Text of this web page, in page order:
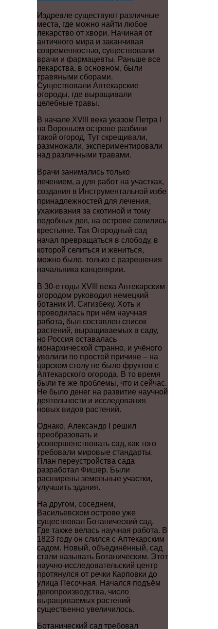
Издревле существуют различные
места, где можно найти любое
лекарство от хвори. Начиная от
античного мира и заканчивая
современностью, существовали
врачи и фармацевты. Раньше все
лекарства, в основном, были
травяными сборами.
Существовали Аптекарские
огороды, где выращивали
целебные травы.
В начале XVIII века указом Петра I
на Вороньем острове разбили
такой огород. Тут скрещивали,
размножали, экспериментировали
над различными травами.
Врачи занимались только
лечением, а для работ на участках,
создания в Инструментальной избе
принадлежностей для лечения,
ухаживания за скотиной и тому
подобных дел, на острове селились
крестьяне. Так Огородный сад
начал превращаться в слободу, в
которой селиться и жениться,
можно было, только с разрешения
начальника канцелярии.
В 30-е годы XVIII века Аптекарским
огородом руководил немецкий
ботаник И. Сигизбеку. Хоть и
проводилась при нём научная
работа, был составлен список
растений, выращиваемых в саду,
но Россия оставалась
монархической странно, и учёного
уволили по простой причине – на
царском столу не было фруктов с
Аптекарского огорода. В то время
были те же проблемы, что и сейчас.
Не было денег на развитие научной
деятельности и исследования
новых видов растений.
Однако, Александр I решил
преобразовать и
усовершенствовать сад, как того
требовали мировые стандарты.
План переустройства сада
разработал Фишер. Были
расширены земельные участки,
улучшить здания.
На другом, соседнем,
Васильевском острове уже
существовал Ботанический сад.
Где также велась научная работа. В
1823 году он слился с Аптекарским
садом. Новый, объединённый, сад
стали называть Ботаническим. Этот
научно-исследовательский центр
протянулся от речки Карповки до
улица Песочная. Начался подъём
делопроизводства, число
выращиваемых растений
существенно увеличилось.
Ботанический сад требовал